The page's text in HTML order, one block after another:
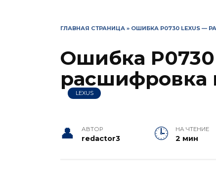
ГЛАВНАЯ СТРАНИЦА » ОШИБКА P0730 LEXUS —
Ошибка
расшифровка
LEXUS
АВТОР
redactor3
НА ЧТЕНИЕ
2 мин